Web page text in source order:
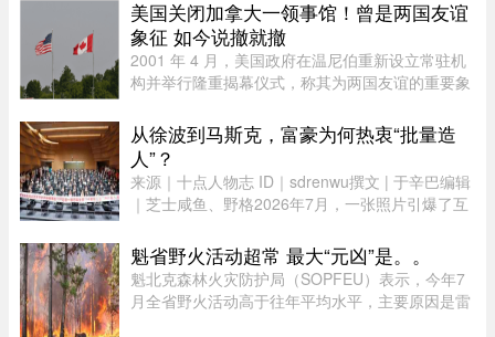
美国关闭加拿大一领事馆！曾是两国友谊
象征 如今说撤就撤
2001 年 4 月，美国政府在温尼伯重新设立常驻机
构并举行隆重揭幕仪式，称其为两国友谊的重要象
曼省省长 Gary Doer 一同出席仪式。Giffin 表
示：“这不仅体现了美国政 ...
从徐波到马斯克，富豪为何热衷“批量造
人”？
来源｜十点人物志 ID｜sdrenwu撰文 | 于辛巴编辑
｜芝士咸鱼、野格2026年7月，一张照片引爆了互
列。两边站着照顾他们的阿姨，前方拉着一条横
幅。照片由多益网络官方微博 ...
魁省野火活动超常 最大“元凶”是。。
魁北克森林火灾防护局（SOPFEU）表示，今年7
月全省野火活动高于往年平均水平，主要原因是雷